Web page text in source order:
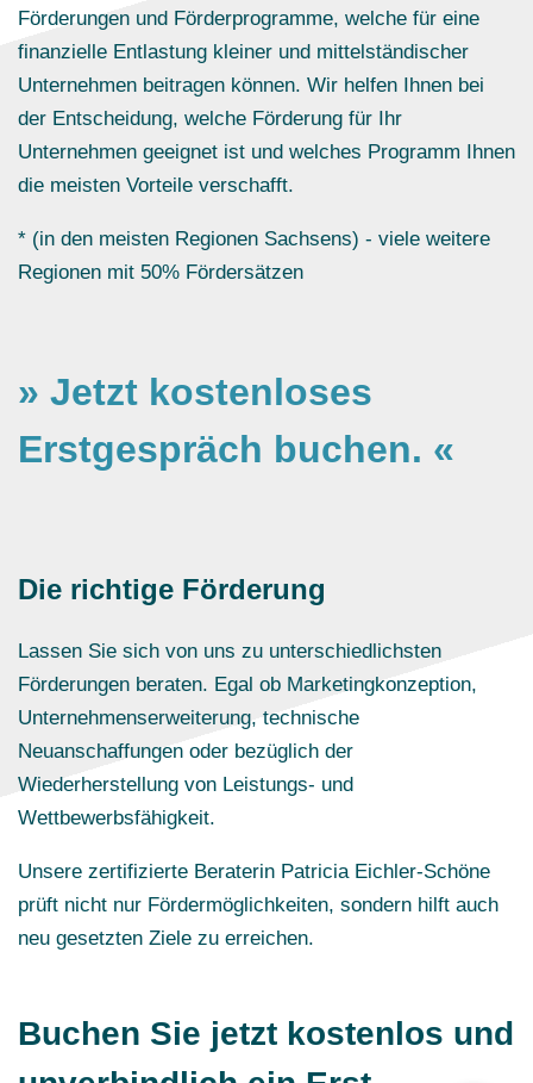
Förderungen und Förderprogramme, welche für eine
finanzielle Entlastung kleiner und mittelständischer
Unternehmen beitragen können. Wir helfen Ihnen bei
der Entscheidung, welche Förderung für Ihr
Unternehmen geeignet ist und welches Programm Ihnen
die meisten Vorteile verschafft.
* (in den meisten Regionen Sachsens) - viele weitere
Regionen mit 50% Fördersätzen
» Jetzt kostenloses
Erstgespräch buchen. «
Die richtige Förderung
Lassen Sie sich von uns zu unterschiedlichsten
Förderungen beraten. Egal ob Marketingkonzeption,
Unternehmenserweiterung, technische
Neuanschaffungen oder bezüglich der
Wiederherstellung von Leistungs- und
Wettbewerbsfähigkeit.
Unsere zertifizierte Beraterin Patricia Eichler-Schöne
prüft nicht nur Fördermöglichkeiten, sondern hilft auch
neu gesetzten Ziele zu erreichen.
Buchen Sie jetzt kostenlos und